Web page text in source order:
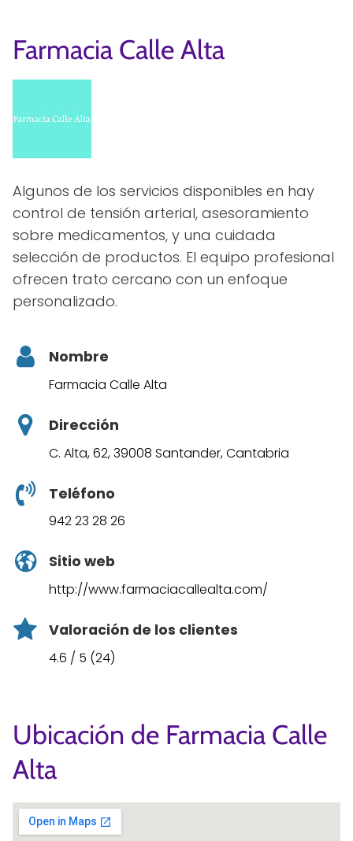
Farmacia Calle Alta
Algunos de los servicios disponibles en hay
control de tensión arterial, asesoramiento
sobre medicamentos, y una cuidada
selección de productos. El equipo profesional
ofrecen trato cercano con un enfoque
personalizado.
Nombre
Farmacia Calle Alta
Dirección
C. Alta, 62, 39008 Santander, Cantabria
Teléfono
942 23 28 26
Sitio web
http://www.farmaciacallealta.com/
Valoración de los clientes
4.6 / 5 (24)
Ubicación de Farmacia Calle
Alta